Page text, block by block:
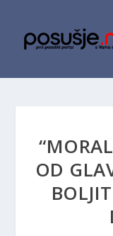
OD